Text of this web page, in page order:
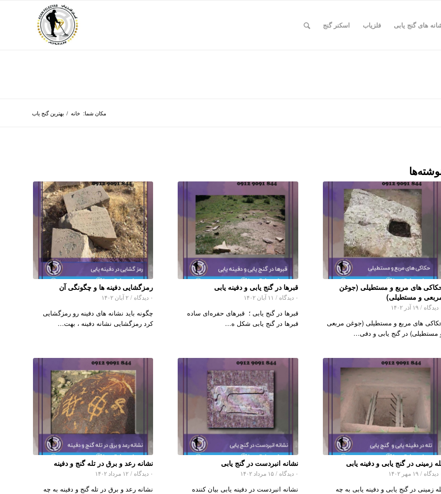
های گنج یابی فلزیاب اسکنر گنج
مکان شما: خانه / بهترین گنج یاب
های مربع و مستطیلی (جوغن
و مستطیلی)
/ ۱۹ آذر ۱۴۰۲
های مربع و مستطیلی (جوغن مربعی
مستطیلی) در گنج یابی و دفی…
قبرها در گنج یابی و دفینه یابی
۰ دیدگاه / ۱۱ آبان ۱۴۰۲
قبرها در گنج یابی ؛ قبرهای حفره‌ای ساده
قبرها در گنج یابی شکل ه…
رمزگشایی دفینه ها و چگونگی آن
۰ دیدگاه / ۲ آبان ۱۴۰۲
چگونه باید نشانه های دفینه رو رمزگشایی
کرد رمزگشایی نشانه دفینه ، بهت…
زمینی در گنج یابی و دفینه یابی
/ ۱۹ مهر ۱۴۰۲
زمینی در گنج یابی و دفینه یابی به چه
نشانه انبردست در گنج یابی
۰ دیدگاه / ۱۵ مرداد ۱۴۰۲
نشانه انبردست در دفینه یابی بیان کننده
نشانه رعد و برق در تله گنج و دفینه
۰ دیدگاه / ۱۲ مرداد ۱۴۰۲
نشانه رعد و برق در تله گنج و دفینه به چه